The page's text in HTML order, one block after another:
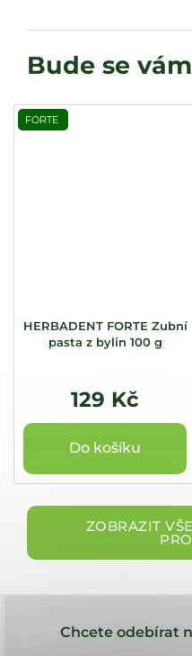
FORTE
HERBADENT FORTE Zubní
pasta z bylin 100 g
129 Kč
Do košíku
ZOBRAZIT
Chcete odebírat